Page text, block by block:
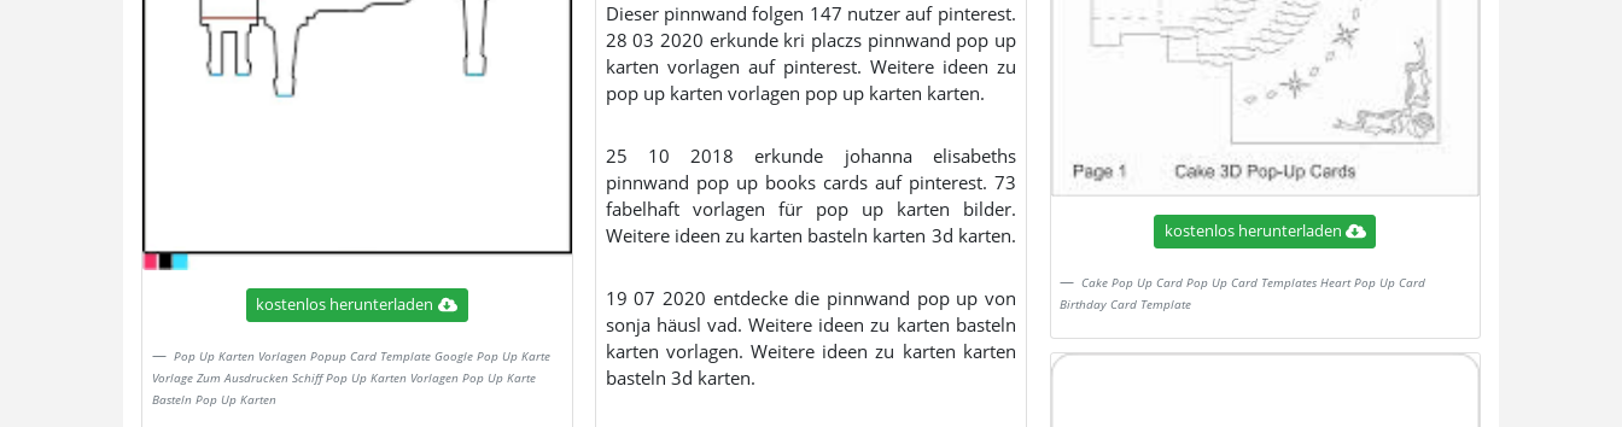
kostenlos herunterladen
Pop Up Karten Vorlagen Popup Card Template Google Pop Up Karte
Vorlage Zum Ausdrucken Schiff Pop Up Karten Vorlagen Pop Up Karte
Basteln Pop Up Karten
Dieser pinnwand folgen 147 nutzer auf pinterest.
28 03 2020 erkunde kri placzs pinnwand pop up
karten vorlagen auf pinterest. Weitere ideen zu
pop up karten vorlagen pop up karten karten.
25 10 2018 erkunde johanna elisabeths
pinnwand pop up books cards auf pinterest. 73
fabelhaft vorlagen für pop up karten bilder.
Weitere ideen zu karten basteln karten 3d karten.
19 07 2020 entdecke die pinnwand pop up von
sonja häusl vad. Weitere ideen zu karten basteln
karten vorlagen. Weitere ideen zu karten karten
basteln 3d karten.
kostenlos herunterladen
Cake Pop Up Card Pop Up Card Templates Heart Pop Up Card
Birthday Card Template